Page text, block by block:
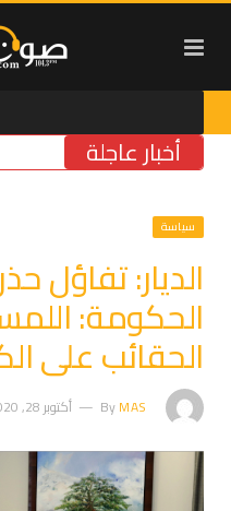
أخبار عاجلة
سياسة
الديار: تفاؤل
الحكومة:
الحقائب على
ByMAS أكتوبر 28, 2020